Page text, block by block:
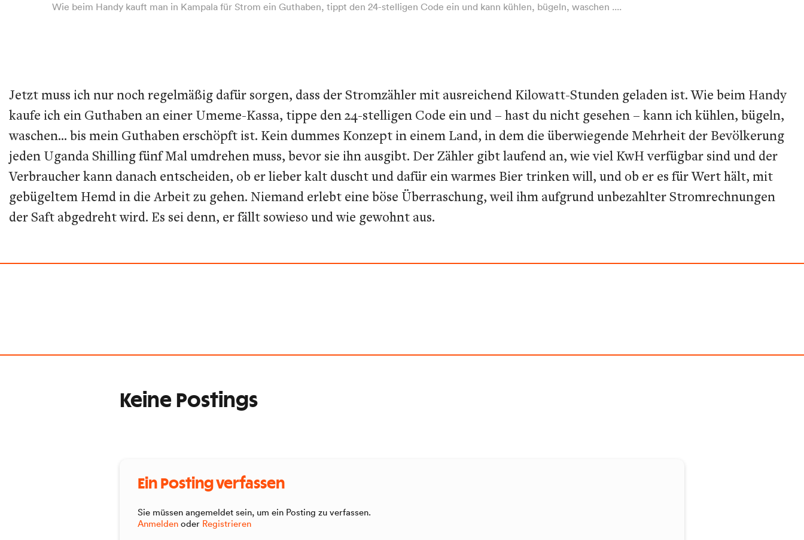
Wie beim Handy kauft man in Kampala für Strom ein Guthaben, tippt den 24-stelligen Code ein und kann kühlen, bügeln, waschen ....
Jetzt muss ich nur noch regelmäßig dafür sorgen, dass der Stromzähler mit ausreichend Kilowatt-Stunden geladen ist. Wie beim Handy
kaufe ich ein Guthaben an einer Umeme-Kassa, tippe den 24-stelligen Code ein und – hast du nicht gesehen – kann ich kühlen, bügeln,
waschen… bis mein Guthaben erschöpft ist. Kein dummes Konzept in einem Land, in dem die überwiegende Mehrheit der Bevölkerung
jeden Uganda Shilling fünf Mal umdrehen muss, bevor sie ihn ausgibt. Der Zähler gibt laufend an, wie viel KwH verfügbar sind und der
Verbraucher kann danach entscheiden, ob er lieber kalt duscht und dafür ein warmes Bier trinken will, und ob er es für Wert hält, mit
gebügeltem Hemd in die Arbeit zu gehen. Niemand erlebt eine böse Überraschung, weil ihm aufgrund unbezahlter Stromrechnungen
der Saft abgedreht wird. Es sei denn, er fällt sowieso und wie gewohnt aus.
Keine Postings
Ein Posting verfassen
Sie müssen angemeldet sein, um ein Posting zu verfassen.
Anmelden oder Registrieren